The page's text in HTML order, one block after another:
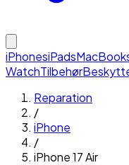
iPhonesiPads
WatchTilbehør
Reparation
/
iPhone
/
iPhone 17 Air